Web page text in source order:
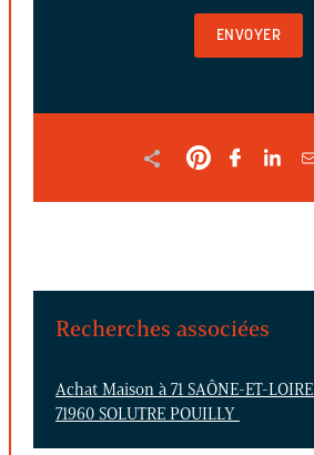
Recherches associées
Achat Maison à 71 SAÔNE-ET-LOIRE
71960 SOLUTRE POUILLY